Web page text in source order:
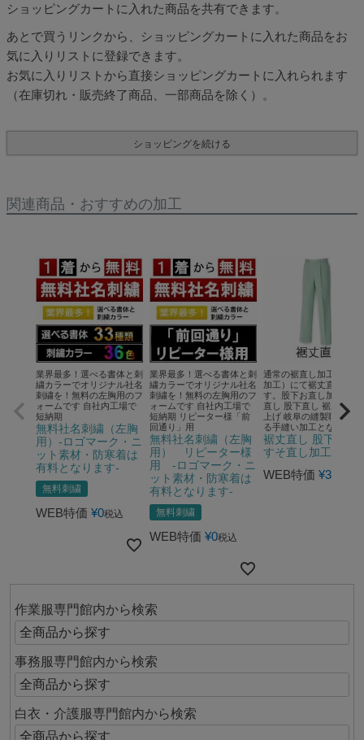
ショッピングカートに入れた商品を共有できます。
あとで買うリンクから、ショッピングカートに入れた商品をお
気に入りリストに登録できます。
お気に入りリストから直接ショッピングカートに入れられます
（在庫切れ・販売終了商品、一部商品を除く）。
ショッピングを続ける
関連商品・おすすめの加工
業界最多！選べる書体と刺
繍カラーでオリジナル社名
刺繍を！無料の左胸用のフ
ォームです 自社内工場で
短納期
無料社名刺繍（左胸
用）-ロゴマーク・ニ
ット素材・防寒着は
有料となります-
無料刺繍
WEB特価 ¥0税込
業界最多！選べる書体と刺
繍カラーでオリジナル社名
刺繍を！無料の左胸用のフ
ォームです 自社内工場で
短納期 リピーター様「前
回通り」用
無料社名刺繍（左胸
用） リピーター様
用 -ロゴマーク・ニ
ット素材・防寒着は
有料となります-
無料刺繍
WEB特価 ¥0税込
通常の裾直し加工（タタ
加工）にて裾丈直ししま
す。股下お直し加工 すそ
直し 股下直し 裾上げ す
上げ 岐阜の縫製職人によ
る手縫い加工となります
裾丈直し 股下直し
すそ直し加工
WEB特価 ¥330
作業服専門館内から検索
事務服専門館内から検索
白衣・介護服専門館内から検索